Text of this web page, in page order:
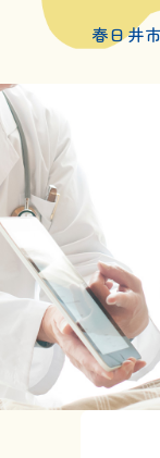
春日井